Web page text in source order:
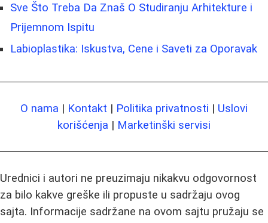
Sve Što Treba Da Znaš O Studiranju Arhitekture i
Prijemnom Ispitu
Labioplastika: Iskustva, Cene i Saveti za Oporavak
O nama | Kontakt | Politika privatnosti | Uslovi
korišćenja | Marketinški servisi
Urednici i autori ne preuzimaju nikakvu odgovornost
za bilo kakve greške ili propuste u sadržaju ovog
sajta. Informacije sadržane na ovom sajtu pružaju se